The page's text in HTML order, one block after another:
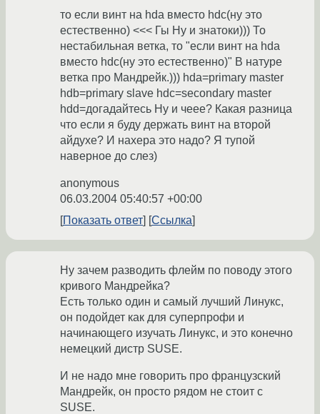
то если винт на hda вместо hdc(ну это
естественно) <<< Гы Ну и знатоки))) То
нестабильная ветка, то "если винт на hda
вместо hdc(ну это естественно)" В натуре
ветка про Мандрейк.))) hda=primary master
hdb=primary slave hdc=secondary master
hdd=догадайтесь Ну и чеее? Какая разница
что если я буду держать винт на второй
айдухе? И нахера это надо? Я тупой
наверное до слез)
anonymous
06.03.2004 05:40:57 +00:00
Показать ответ
Ссылка
Ну зачем разводить флейм по поводу этого
кривого Мандрейка?
Есть только один и самый лучший Линукс,
он подойдет как для суперпрофи и
начинающего изучать Линукс, и это конечно
немецкий дистр SUSE.
И не надо мне говорить про французский
Мандрейк, он просто рядом не стоит с
SUSE.